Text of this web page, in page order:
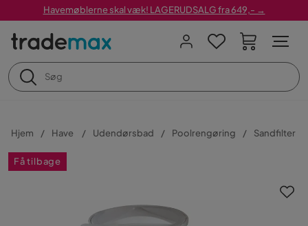
Havemøblerne skal væk! LAGERUDSALG fra 649,- →
Hjem Have Udendørsbad Poolrengøring Sandfilter
Få tilbage